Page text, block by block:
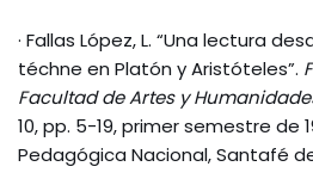
· Fallas López, L. “Una lectura
téchne en Platón y Aristóteles”.
Facultad de Artes y
10, pp. 5-19, primer semestre de
Pedagógica Nacional, Santafé